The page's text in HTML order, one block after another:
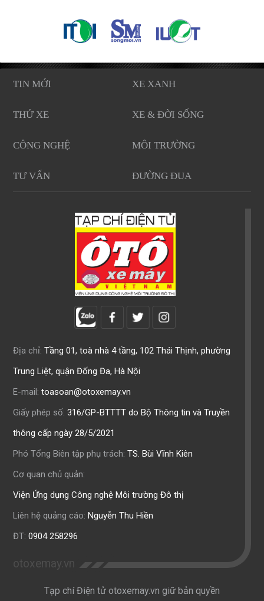
TIN MỚI XE XANH
THỬ XE XE & ĐỜI SỐNG
CÔNG NGHỆ MÔI TRƯỜNG
TƯ VẤN ĐƯỜNG ĐUA
Địa chỉ: Tầng 01, toà nhà 4 tầng, 102 Thái Thịnh, phường
Trung Liệt, quận Đống Đa, Hà Nội
E-mail: toasoan@otoxemay.vn
Giấy phép số: 316/GP-BTTTT do Bộ Thông tin và Truyền
thông cấp ngày 28/5/2021
Phó Tổng Biên tập phụ trách: TS. Bùi Vĩnh Kiên
Cơ quan chủ quản:
Viện Ứng dụng Công nghệ Môi trường Đô thị
Liên hệ quảng cáo: Nguyễn Thu Hiền
ĐT: 0904 258296
otoxemay.vn
Tạp chí Điện tử otoxemay.vn giữ bản quyền